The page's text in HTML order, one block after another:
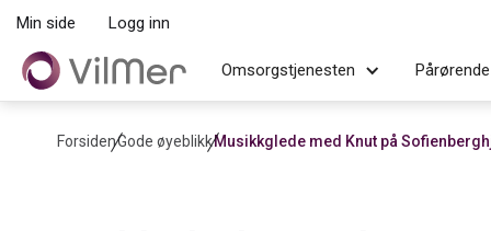
Min side Logg inn
Omsorgstjenesten
ForsidenGode øyeblikkMusikkglede med Knut på